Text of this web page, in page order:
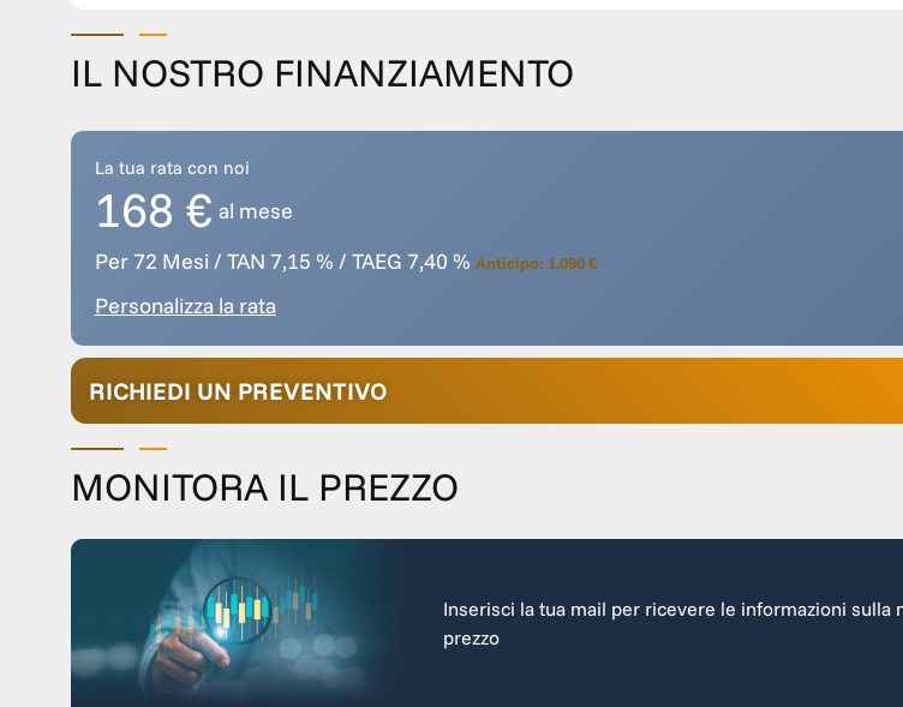
IL NOSTRO FINANZIAMENTO
La tua rata con noi
168 € al mese
Per 72 Mesi / TAN 7,15 % / TAEG 7,40 % Anticipo: 1.090 €
Personalizza la rata
RICHIEDI UN PREVENTIVO
MONITORA IL PREZZO
Inserisci la tua mail per ricevere le informazioni sulla
prezzo